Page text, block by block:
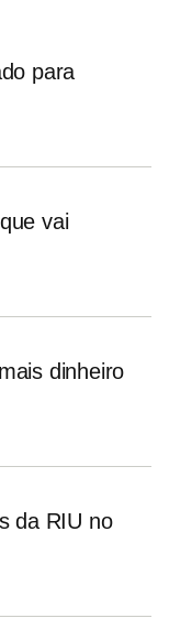
para
vai
dinheiro
da RIU no